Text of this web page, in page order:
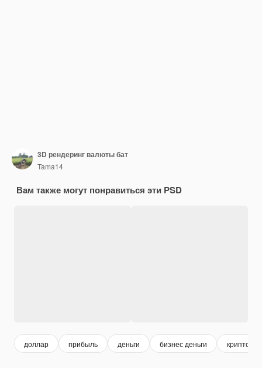
3D рендеринг валюты бат
Tama14
Вам также могут понравиться эти PSD
доллар прибыль деньги бизнес деньги